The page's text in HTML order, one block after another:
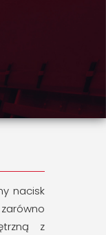
nacisk
z